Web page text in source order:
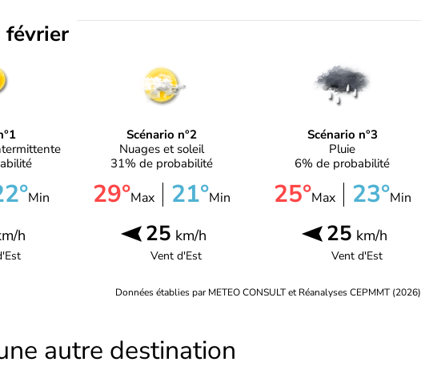
février
Min
h
Est
Scénario n°2
Nuages et soleil
31% de probabilité
29°Max 21°Min
25 km/h
Vent d'Est
Scénario n°3
Pluie
6% de probabilité
25°Max 23°Min
25 km/h
Vent d'Est
Données établies par METEO CONSULT et Réanalyses CEPMMT (2026)
autre destination